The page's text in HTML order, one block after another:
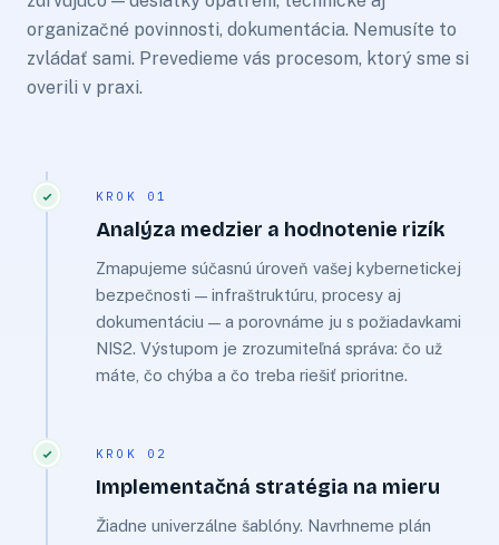
organizačné povinnosti, dokumentácia. Nemusíte to
zvládať sami. Prevedieme vás procesom, ktorý sme si
overili v praxi.
KROK 01
Analýza medzier a hodnotenie rizík
Zmapujeme súčasnú úroveň vašej kybernetickej
bezpečnosti — infraštruktúru, procesy aj
dokumentáciu — a porovnáme ju s požiadavkami
NIS2. Výstupom je zrozumiteľná správa: čo už
máte, čo chýba a čo treba riešiť prioritne.
KROK 02
Implementačná stratégia na mieru
Žiadne univerzálne šablóny. Navrhneme plán